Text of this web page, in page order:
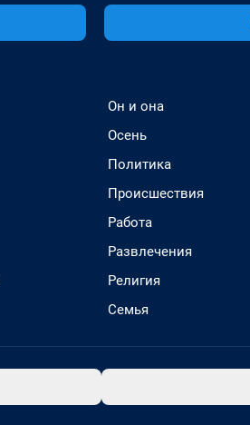
Он и она
Осень
Политика
Происшествия
Работа
Развлечения
Религия
Семья